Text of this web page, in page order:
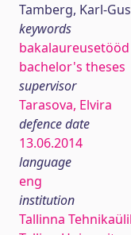
Tamberg, Karl-
keywords
bakalaureusetööd
bachelor's theses
supervisor
Tarasova, Elvira
defence date
13.06.2014
language
eng
institution
Tallinna